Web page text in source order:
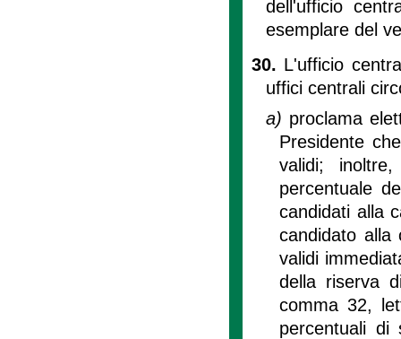
dell'ufficio
esemplare del
30. L'ufficio
uffici centrali
a) proclama
Presidente
validi;
percentuale
candidati alla
candidato
validi
della riserva
comma 32,
percentuali di